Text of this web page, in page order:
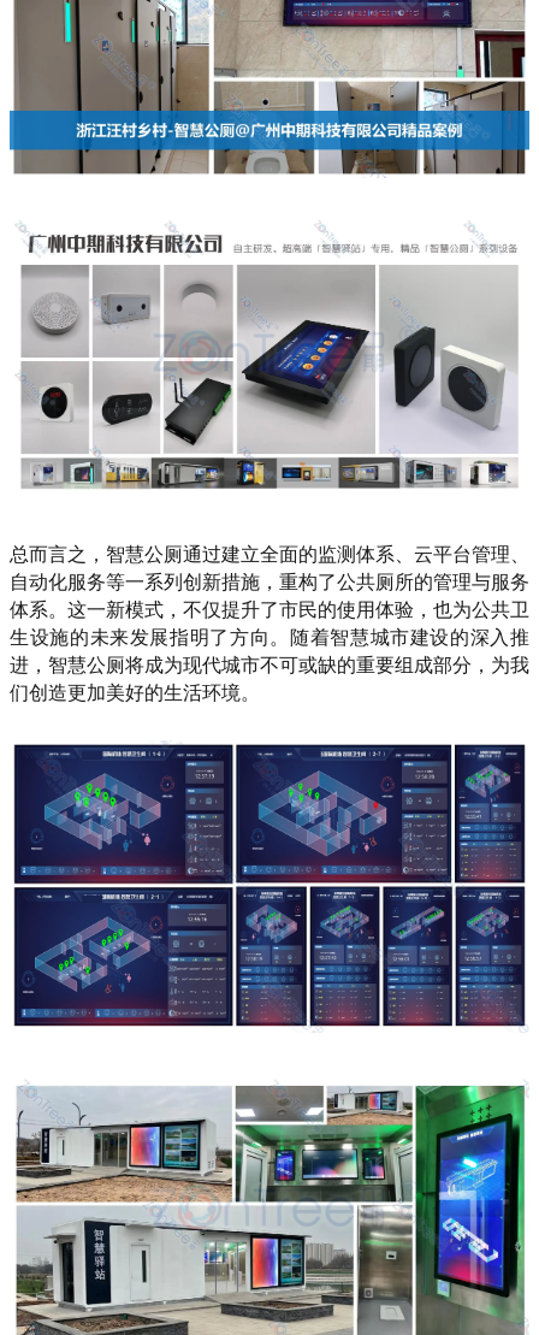
总而言之，智慧公厕通过建立全面的监测体系、云平台管理、
自动化服务等一系列创新措施，重构了公共厕所的管理与服务
体系。这一新模式，不仅提升了市民的使用体验，也为公共卫
生设施的未来发展指明了方向。随着智慧城市建设的深入推
进，智慧公厕将成为现代城市不可或缺的重要组成部分，为我
们创造更加美好的生活环境。